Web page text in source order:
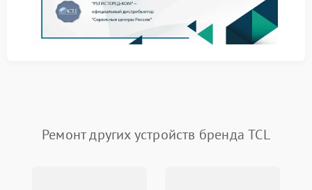
замена сливного насоса;
ремонт платы управления;
установка нового нагревателя;
Ремонт других устройств бренда TCL